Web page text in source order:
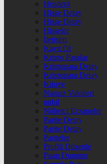
Header4
Hisse Detay
Hisse Detay
Hisseler
İletişim
Kayıt Ol
Kripto Paralar
Kriptopara Detay
Kriptopara Detay
Künye
Namaz Vakitleri
nnbil
Nöbetçi Eczaneler
Parite Detay
Parite Detay
Pariteler
Profili Düzenle
Puan Durumu